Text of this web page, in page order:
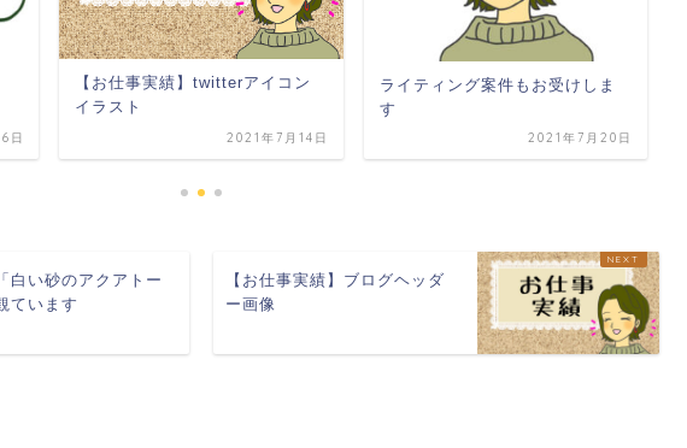
日
【お仕事実績】twitterアイコン
イラスト
2021年7月14日
ライティング案件もお受けしま
す
2021年7月20日
白い砂のアクアトー
ています
【お仕事実績】ブログヘッダ
ー画像